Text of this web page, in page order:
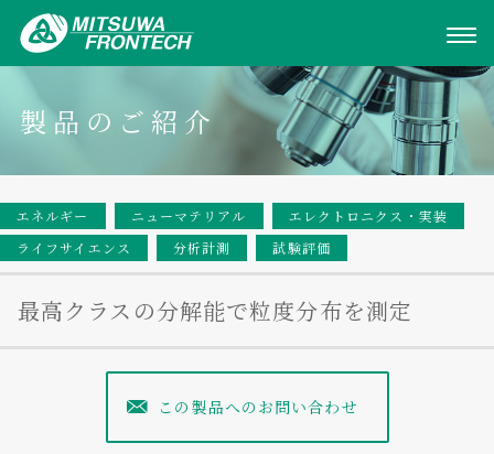
製品のご紹介
エネルギー ニューマテリアル
エレクトロニクス・実装
ライフサイエンス
分析計測 試験評価
最高クラスの分解能で粒度分布を測定
この製品へのお問い合わせ